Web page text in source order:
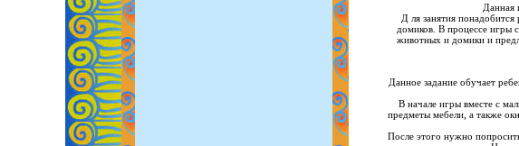
Данная
Д ля занятия
домиков. В процессе игры
животных и домики и
Данное задание обучает
В начале игры вместе с
предметы мебели, а также
После этого нужно